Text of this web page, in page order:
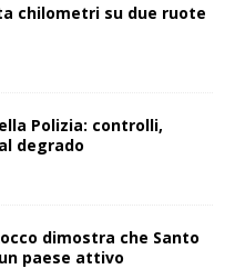
chilometri su due ruote
Polizia: controlli,
degrado
dimostra che Santo
paese attivo